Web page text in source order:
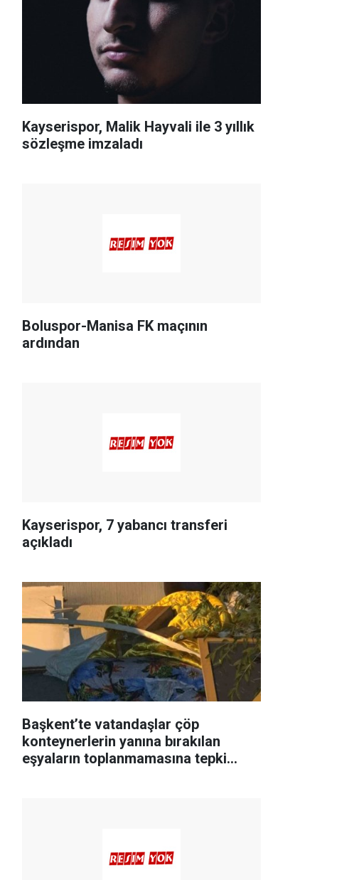
Kayserispor, Malik Hayvali ile 3 yıllık
sözleşme imzaladı
Boluspor-Manisa FK maçının
ardından
Kayserispor, 7 yabancı transferi
açıkladı
Başkent’te vatandaşlar çöp
konteynerlerin yanına bırakılan
eşyaların toplanmamasına tepki